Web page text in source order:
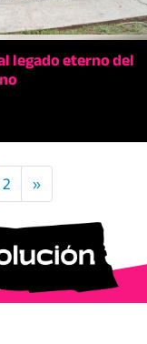
legado eterno del
2 »